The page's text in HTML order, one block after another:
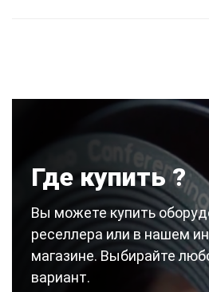
Где купить ?
Вы можете купить
реселлера или в нашем
магазине. Выбирайте
вариант.